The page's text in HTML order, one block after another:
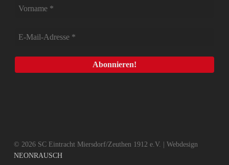
© 2026 SC Eintracht Miersdorf/Zeuthen 1912 e.V. | Webdesign
NEONRAUSCH